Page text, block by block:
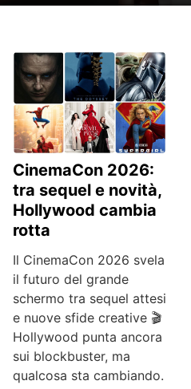
CinemaCon 2026:
tra sequel e novità,
Hollywood cambia
rotta
Il CinemaCon 2026 svela
il futuro del grande
schermo tra sequel attesi
e nuove sfide creative 🎬
Hollywood punta ancora
sui blockbuster, ma
qualcosa sta cambiando.